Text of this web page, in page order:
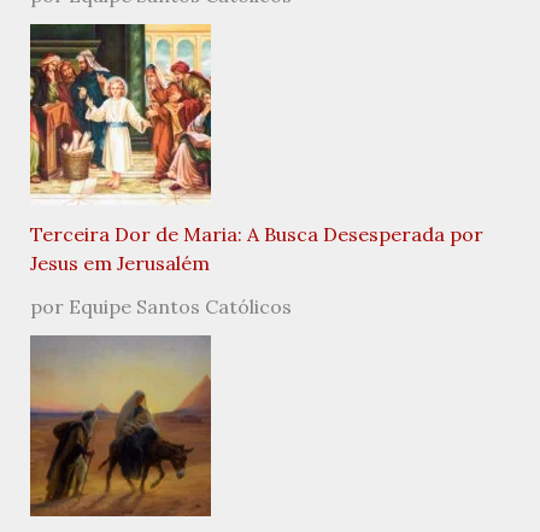
Terceira Dor de Maria: A Busca Desesperada por
Jesus em Jerusalém
por Equipe Santos Católicos